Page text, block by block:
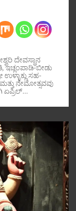
ದೇವಸ್ಥಾನ
ಇಚ್ಲಂಪಾಡಿ-ಬೀಡು
ಸಹ-
ನೇಮೋತ್ಸವವು
ಏಪ್ರಿಲ್…